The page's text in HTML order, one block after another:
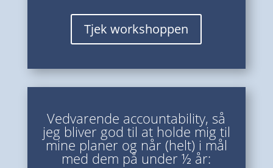
Tjek workshoppen
Vedvarende accountability, så
jeg bliver god til at holde mig til
mine planer og når (helt) i mål
med dem på under ½ år: